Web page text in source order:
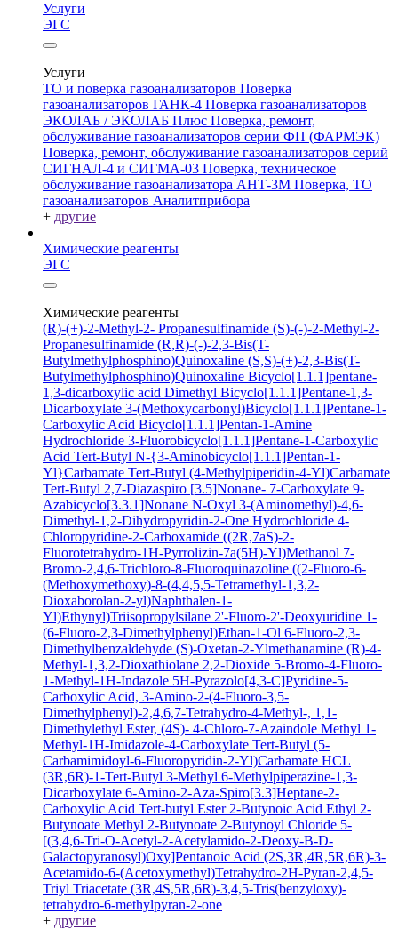
Услуги
ЭГС
Услуги
ТО и поверка газоанализаторов Поверка
газоанализаторов ГАНК-4 Поверка газоанализаторов
ЭКОЛАБ / ЭКОЛАБ Плюс Поверка, ремонт,
обслуживание газоанализаторов серии ФП (ФАРМЭК)
Поверка, ремонт, обслуживание газоанализаторов серий
СИГНАЛ-4 и СИГМА-03 Поверка, техническое
обслуживание газоанализатора АНТ-3М Поверка, ТО
газоанализаторов Аналитприбора
+ другие
Химические реагенты
ЭГС
Химические реагенты
(R)-(+)-2-Methyl-2- Propanesulfinamide (S)-(-)-2-Methyl-2-
Propanesulfinamide (R,R)-(-)-2,3-Bis(T-
Butylmethylphosphino)Quinoxaline (S,S)-(+)-2,3-Bis(T-
Butylmethylphosphino)Quinoxaline Bicyclo[1.1.1]pentane-
1,3-dicarboxylic acid Dimethyl Bicyclo[1.1.1]Pentane-1,3-
Dicarboxylate 3-(Methoxycarbonyl)Bicyclo[1.1.1]Pentane-1-
Carboxylic Acid Bicyclo[1.1.1]Pentan-1-Amine
Hydrochloride 3-Fluorobicyclo[1.1.1]Pentane-1-Carboxylic
Acid Tert-Butyl N-{3-Aminobicyclo[1.1.1]Pentan-1-
Yl}Carbamate Tert-Butyl (4-Methylpiperidin-4-Yl)Carbamate
Tert-Butyl 2,7-Diazaspiro [3.5]Nonane- 7-Carboxylate 9-
Azabicyclo[3.3.1]Nonane N-Oxyl 3-(Aminomethyl)-4,6-
Dimethyl-1,2-Dihydropyridin-2-One Hydrochloride 4-
Chloropyridine-2-Carboxamide ((2R,7aS)-2-
Fluorotetrahydro-1H-Pyrrolizin-7a(5H)-Yl)Methanol 7-
Bromo-2,4,6-Trichloro-8-Fluoroquinazoline ((2-Fluoro-6-
(Methoxymethoxy)-8-(4,4,5,5-Tetramethyl-1,3,2-
Dioxaborolan-2-yl)Naphthalen-1-
Yl)Ethynyl)Triisopropylsilane 2'-Fluoro-2'-Deoxyuridine 1-
(6-Fluoro-2,3-Dimethylphenyl)Ethan-1-Ol 6-Fluoro-2,3-
Dimethylbenzaldehyde (S)-Oxetan-2-Ylmethanamine (R)-4-
Methyl-1,3,2-Dioxathiolane 2,2-Dioxide 5-Bromo-4-Fluoro-
1-Methyl-1H-Indazole 5H-Pyrazolo[4,3-C]Pyridine-5-
Carboxylic Acid, 3-Amino-2-(4-Fluoro-3,5-
Dimethylphenyl)-2,4,6,7-Tetrahydro-4-Methyl-, 1,1-
Dimethylethyl Ester, (4S)- 4-Chloro-7-Azaindole Methyl 1-
Methyl-1H-Imidazole-4-Carboxylate Tert-Butyl (5-
Carbamimidoyl-6-Fluoropyridin-2-Yl)Carbamate HCL
(3R,6R)-1-Tert-Butyl 3-Methyl 6-Methylpiperazine-1,3-
Dicarboxylate 6-Amino-2-Aza-Spiro[3.3]Heptane-2-
Carboxylic Acid Tert-butyl Ester 2-Butynoic Acid Ethyl 2-
Butynoate Methyl 2-Butynoate 2-Butynoyl Chloride 5-
[(3,4,6-Tri-O-Acetyl-2-Acetylamido-2-Deoxy-B-D-
Galactopyranosyl)Oxy]Pentanoic Acid (2S,3R,4R,5R,6R)-3-
Acetamido-6-(Acetoxymethyl)Tetrahydro-2H-Pyran-2,4,5-
Triyl Triacetate (3R,4S,5R,6R)-3,4,5-Tris(benzyloxy)-
tetrahydro-6-methylpyran-2-one
+ другие